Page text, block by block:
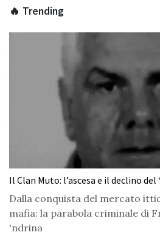
🔥 Trending
Il Clan Muto: l’ascesa e il declino
Dalla conquista del mercato
mafia: la parabola criminale di
'ndrina